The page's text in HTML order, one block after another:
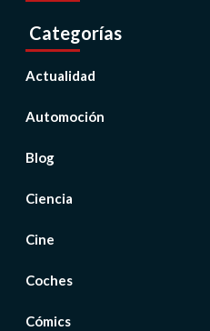
Categorías
Actualidad
Automoción
Blog
Ciencia
Cine
Coches
Cómics